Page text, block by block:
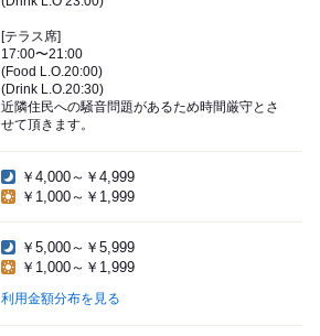
[テラス席]
17:00〜21:00
(Food L.O.20:00)
(Drink L.O.20:30)
近隣住民への騒音問題があるため時間厳守とさ
せて頂きます。
￥4,000～￥4,999
￥1,000～￥1,999
￥5,000～￥5,999
￥1,000～￥1,999
利用金額分布を見る